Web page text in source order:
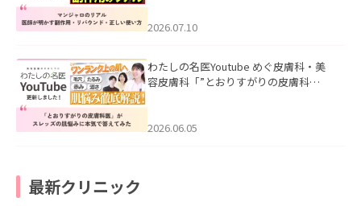
た。
2026.07.10
わたしの名医Youtube めぐ皮膚科・美
容皮膚科「”とおりすがりの皮膚科
2026.06.05
最新クリニック